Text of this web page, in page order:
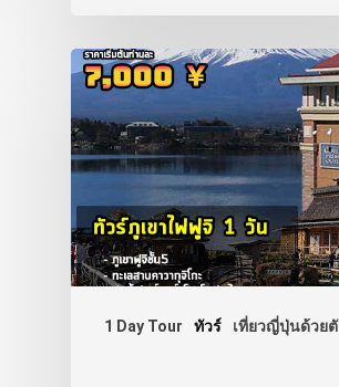
1 Day Tour ทัวร์ เที่ยวญี่ปุ่นด้วยตั